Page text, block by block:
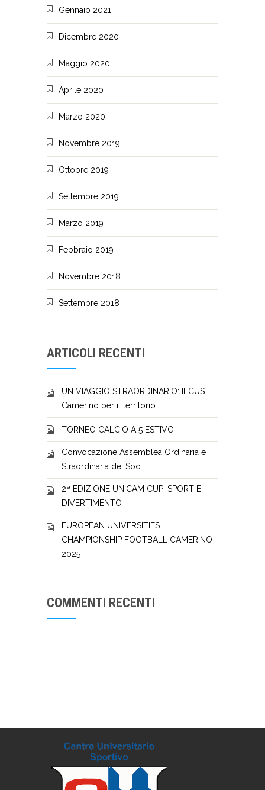
Gennaio 2021
Dicembre 2020
Maggio 2020
Aprile 2020
Marzo 2020
Novembre 2019
Ottobre 2019
Settembre 2019
Marzo 2019
Febbraio 2019
Novembre 2018
Settembre 2018
ARTICOLI RECENTI
UN VIAGGIO STRAORDINARIO: Il CUS
Camerino per il territorio
TORNEO CALCIO A 5 ESTIVO
Convocazione Assemblea Ordinaria e
Straordinaria dei Soci
2ª EDIZIONE UNICAM CUP: SPORT E
DIVERTIMENTO
EUROPEAN UNIVERSITIES
CHAMPIONSHIP FOOTBALL CAMERINO
2025
COMMENTI RECENTI